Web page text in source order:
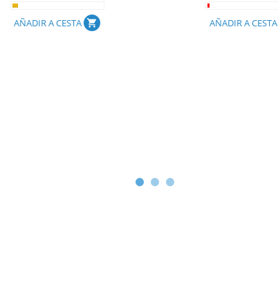
AÑADIR A CESTA shopping_cart AÑADIR A CESTA